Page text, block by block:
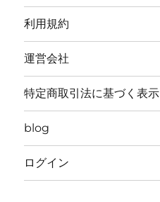
利用規約
運営会社
特定商取引法に基づく表示
blog
ログイン